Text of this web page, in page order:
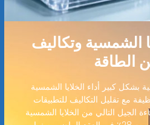
الشمسية وتكاليف
الطاقة
بشكل كبير أداء الخلايا الشمسية
مع تقليل التكاليف للتطبيقات
الجيل التالي من الخلايا الشمسية